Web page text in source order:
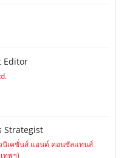
Editor
Strategist
เคชั่นส์ แอนด์ คอนซัลแทนส์
ทพฯ)